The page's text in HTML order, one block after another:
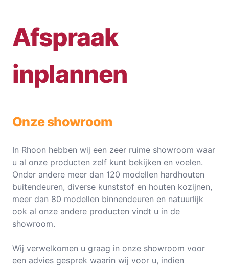
Afspraak
inplannen
Onze showroom
In Rhoon hebben wij een zeer ruime showroom waar
u al onze producten zelf kunt bekijken en voelen.
Onder andere meer dan 120 modellen hardhouten
buitendeuren, diverse kunststof en houten kozijnen,
meer dan 80 modellen binnendeuren en natuurlijk
ook al onze andere producten vindt u in de
showroom.
Wij verwelkomen u graag in onze showroom voor
een advies gesprek waarin wij voor u, indien